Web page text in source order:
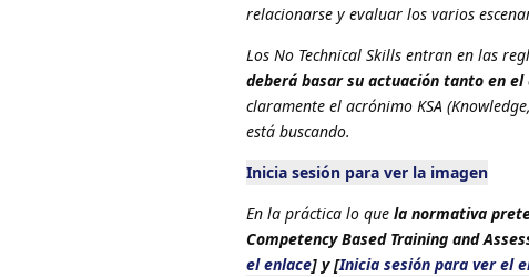
relacionarse y evaluar los varios
Los No Technical Skills entran en las
deberá basar su actuación tanto en
claramente el acrónimo KSA
está buscando.
Inicia sesión para ver la imagen
En la práctica lo que la normativa
Competency Based Training and
el enlace] y [Inicia sesión para ver el